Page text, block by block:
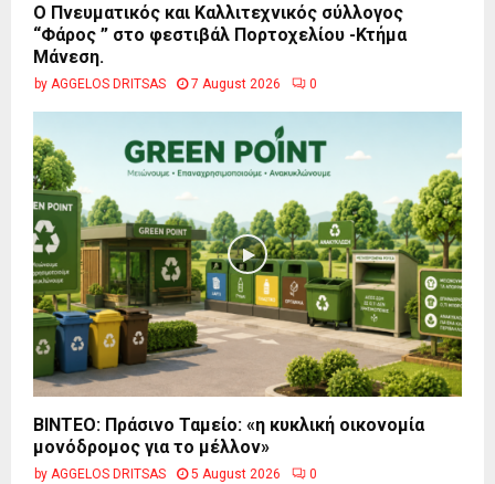
Ο Πνευματικός και Καλλιτεχνικός σύλλογος
“Φάρος ” στο φεστιβάλ Πορτοχελίου -Κτήμα
Μάνεση.
by AGGELOS DRITSAS 7 August 2026 0
BINTEO: Πράσινο Ταμείο: «η κυκλική οικονομία
μονόδρομος για το μέλλον»
by AGGELOS DRITSAS 5 August 2026 0